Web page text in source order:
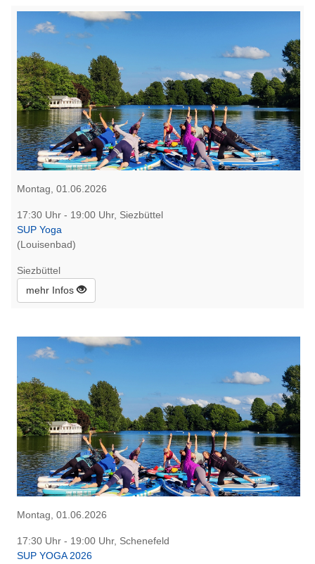
Montag, 01.06.2026
17:30 Uhr - 19:00 Uhr, Siezbüttel
SUP Yoga
(Louisenbad)
Siezbüttel
mehr Infos
Montag, 01.06.2026
17:30 Uhr - 19:00 Uhr, Schenefeld
SUP YOGA 2026